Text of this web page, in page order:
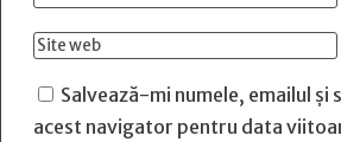
Salvează-mi numele, emailul și
acest navigator pentru data